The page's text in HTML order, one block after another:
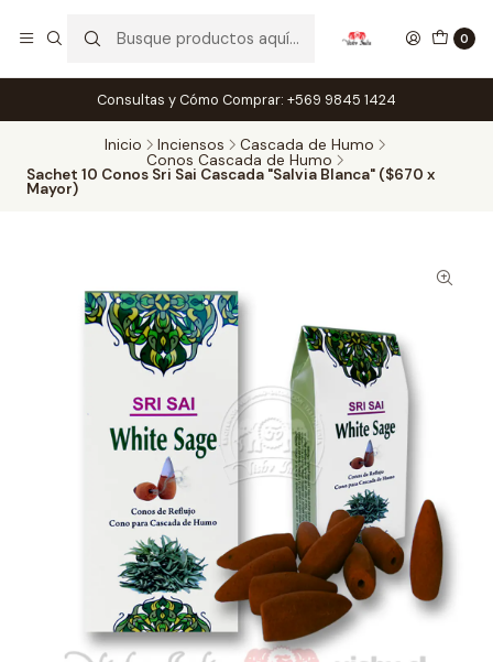
0
Consultas y Cómo Comprar: +569 9845 1424
Inicio Inciensos
Cascada de Humo
Conos Cascada de Humo
Sachet 10 Conos Sri Sai Cascada "Salvia Blanca" ($670 x
Mayor)